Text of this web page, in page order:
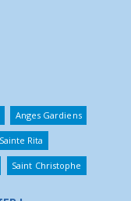
Anges Gardiens
Sainte Rita
Saint Christophe